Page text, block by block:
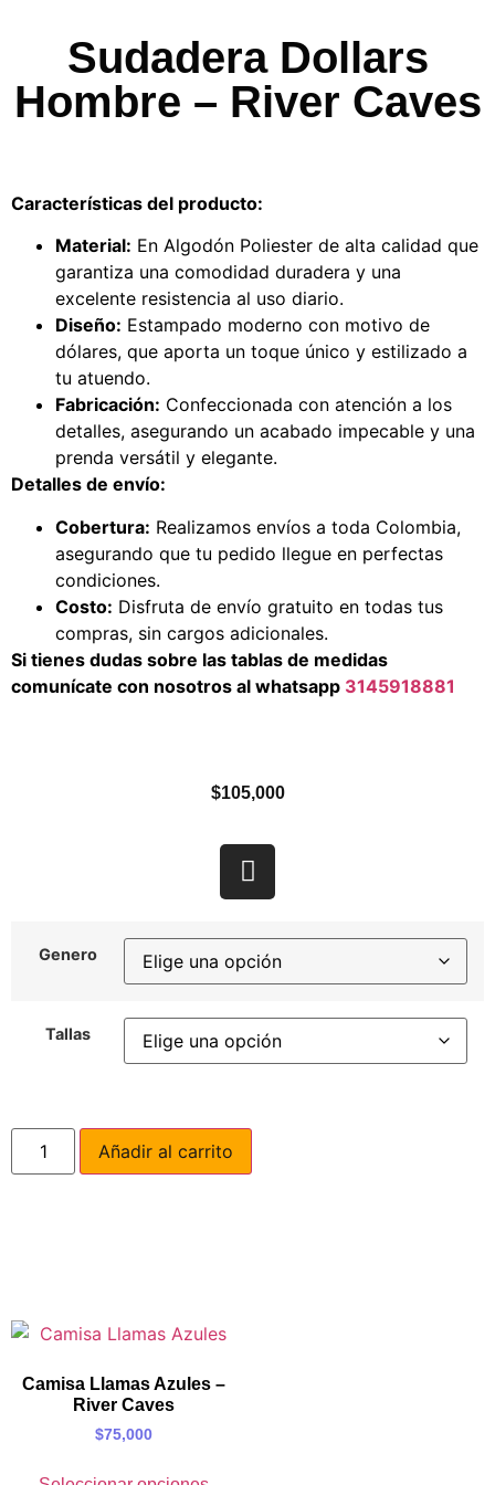
Sudadera Dollars
Hombre – River Caves
Características del producto:
Material: En Algodón Poliester de alta calidad que
garantiza una comodidad duradera y una
excelente resistencia al uso diario.
Diseño: Estampado moderno con motivo de
dólares, que aporta un toque único y estilizado a
tu atuendo.
Fabricación: Confeccionada con atención a los
detalles, asegurando un acabado impecable y una
prenda versátil y elegante.
Detalles de envío:
Cobertura: Realizamos envíos a toda Colombia,
asegurando que tu pedido llegue en perfectas
condiciones.
Costo: Disfruta de envío gratuito en todas tus
compras, sin cargos adicionales.
Si tienes dudas sobre las tablas de medidas
comunícate con nosotros al whatsapp 3145918881
$105,000
Genero
Tallas
Añadir al carrito
Camisa Llamas Azules –
River Caves
$75,000